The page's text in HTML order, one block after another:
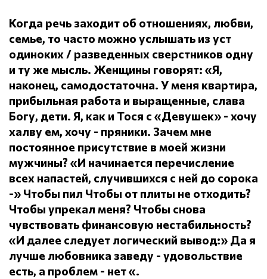
Когда речь заходит об отношениях, любви,
семье, то часто можно услышать из уст
одиноких / разведенных сверстников одну
и ту же мысль. Женщины говорят: «Я,
наконец, самодостаточна. У меня квартира,
прибыльная работа и выращенные, слава
Богу, дети. Я, как и Тося с «Девушек» - хочу
халву ем, хочу - пряники. Зачем мне
постоянное присутствие в моей жизни
мужчины? «И начинается перечисление
всех напастей, случившихся с ней до сорока
-» Чтобы пил Чтобы от плиты не отходить?
Чтобы упрекал меня? Чтобы снова
чувствовать финансовую нестабильность?
«И далее следует логический вывод:» Да я
лучше любовника заведу - удовольствие
есть, а проблем - нет «.